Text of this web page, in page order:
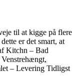
til at kigge på flere
er det smart, at
Kitchn – Bad
– Levering Tidligst